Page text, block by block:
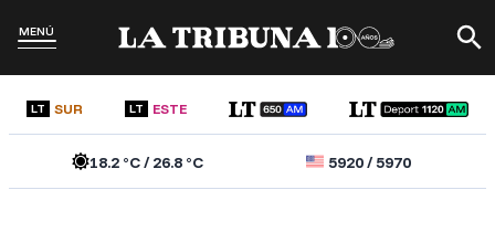
MENÚ
LT SUR LT ESTE
18.2°C /26.8°C 5920/5970